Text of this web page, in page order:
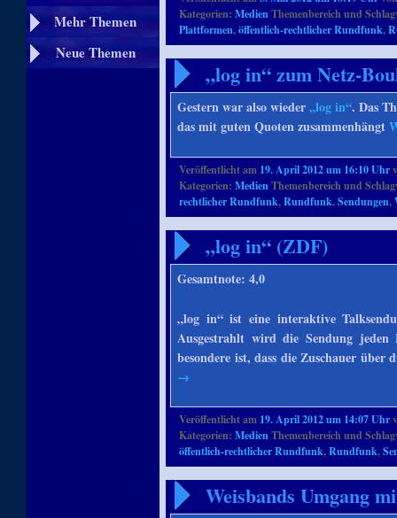
Mehr Themen
Neue Themen
Kategorien:MedienThemenbereich und
Plattformen,öffentlich-rechtlicher Rundfunk,
„log in“ zum Netz-
Gestern war also wieder„log in“. Das
das mit guten Quoten zusammenhängt
Veröffentlicht am 19. April 2012 um 16:10 Uhr
Kategorien:MedienThemenbereich und
rechtlicher Rundfunk,Rundfunk,Sendungen,
„log in“ (ZDF)
Gesamtnote: 4,0
„log in“ ist eine interaktive
Ausgestrahlt wird die Sendung
besondere ist, dass die Zuschauer
→
Veröffentlicht am 19. April 2012 um 14:07 Uhr
Kategorien:MedienThemenbereich und
öffentlich-rechtlicher Rundfunk,Rundfunk,
Weisbands Umgang